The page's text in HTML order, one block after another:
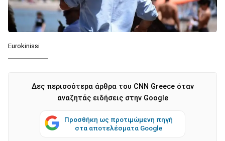
Eurokinissi
Δες περισσότερα άρθρα του CNN Greece όταν
αναζητάς ειδήσεις στην Google
Προσθήκη ως προτιμώμενη πηγή
στα αποτελέσματα Google